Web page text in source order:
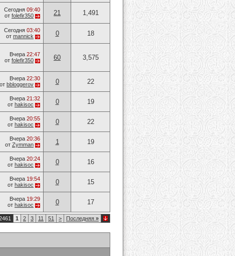
Сегодня 09:40
от folefir350 21 1,491
Сегодня 03:40
от mannick 0 18
Вчера 22:47
от folefir350 60 3,575
Вчера 22:30
от bbloggerov 0 22
Вчера 21:32
от hakisoc 0 19
Вчера 20:55
от hakisoc 0 22
Вчера 20:36
от Zymman 1 19
Вчера 20:24
от hakisoc 0 16
Вчера 19:54
от hakisoc 0 15
Вчера 19:29
от hakisoc 0 17
1 2 3 11 51 > Последняя »